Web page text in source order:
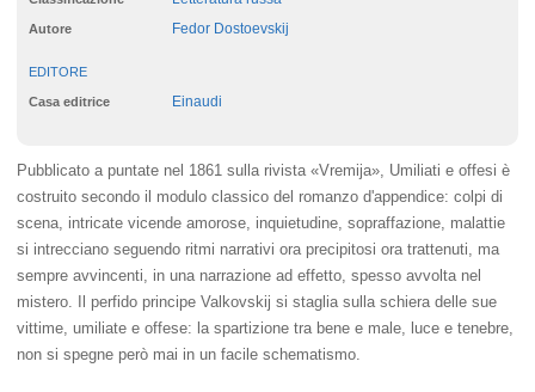
Autore Fedor Dostoevskij
EDITORE
Casa editrice Einaudi
Pubblicato a puntate nel 1861 sulla rivista «Vremija», Umiliati e offesi è
costruito secondo il modulo classico del romanzo d'appendice: colpi di
scena, intricate vicende amorose, inquietudine, sopraffazione, malattie
si intrecciano seguendo ritmi narrativi ora precipitosi ora trattenuti, ma
sempre avvincenti, in una narrazione ad effetto, spesso avvolta nel
mistero. Il perfido principe Valkovskij si staglia sulla schiera delle sue
vittime, umiliate e offese: la spartizione tra bene e male, luce e tenebre,
non si spegne però mai in un facile schematismo.